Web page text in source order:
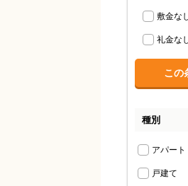
敷金な
礼金な
種別
アパート
戸建て